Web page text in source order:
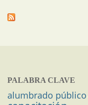
PALABRA CLAVE
alumbrado público